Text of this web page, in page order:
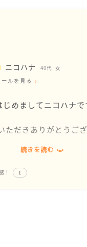
ニコハナ 40代 女
ルを見る
めましてニコハナで
ただきありがとうご
ら2年
分に分かってきた頃で
でしょうか？
続きを読む
！ 1